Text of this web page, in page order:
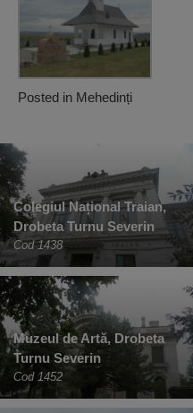
Posted in Mehedinți
Colegiul Național Traian,
Drobeta Turnu Severin
Cod 1438
Muzeul de Artă, Drobeta
Turnu Severin
Cod 1452